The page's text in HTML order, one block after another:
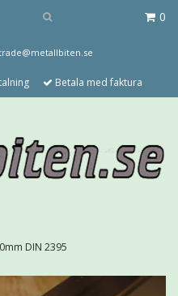
0
Betala med faktura
DIN 2395